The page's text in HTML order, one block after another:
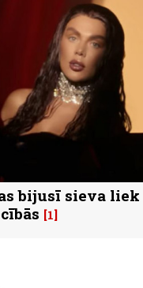
bijusī sieva
1